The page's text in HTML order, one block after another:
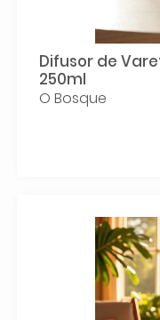
Difusor de
250ml
O Bosque